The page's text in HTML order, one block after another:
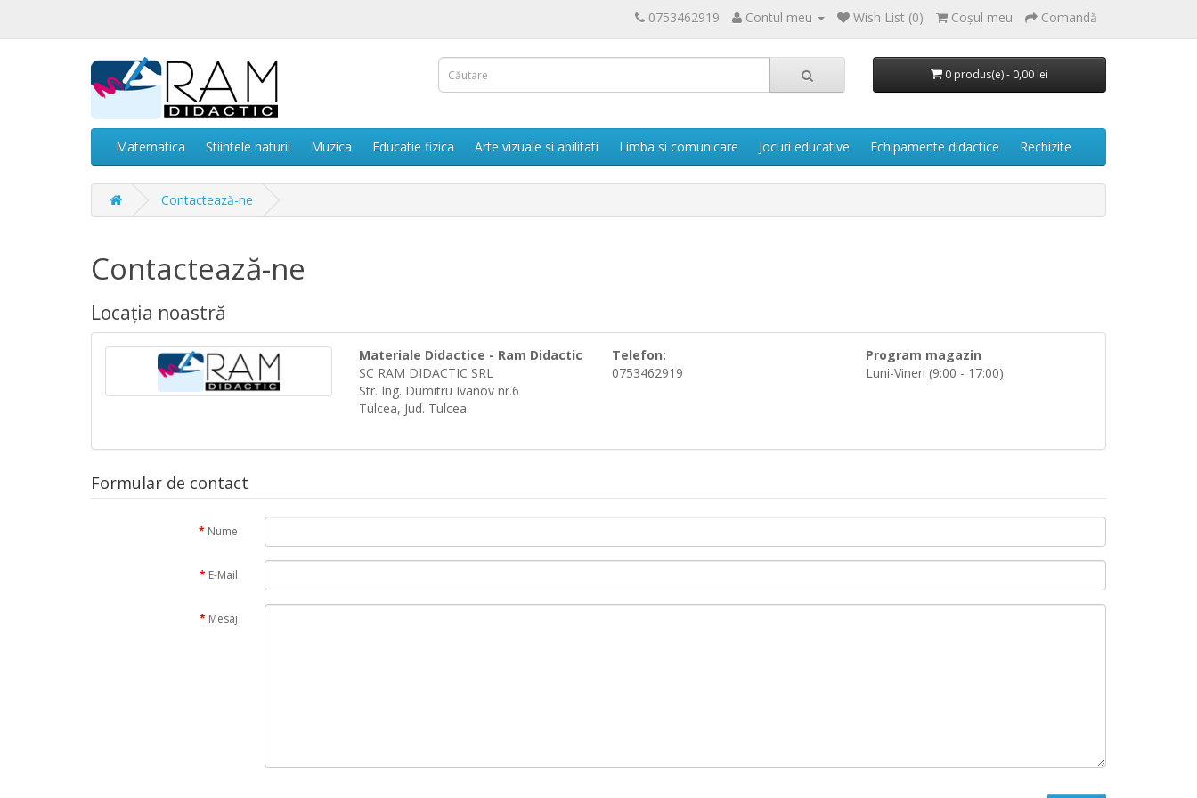
0753462919 Contul meu Wish List (0) Coşul meu Comandă
0 produs(e) - 0,00 lei
Matematica Stiintele naturii Muzica Educatie fizica Arte vizuale si abilitati Limba si comunicare Jocuri educative Echipamente didactice Rechizite
Contactează-ne
Contactează-ne
Locația noastră
Materiale Didactice - Ram Didactic
SC RAM DIDACTIC SRL
Str. Ing. Dumitru Ivanov nr.6
Tulcea, Jud. Tulcea
Telefon:
0753462919
Program magazin
Luni-Vineri (9:00 - 17:00)
Formular de contact
Nume
E-Mail
Mesaj